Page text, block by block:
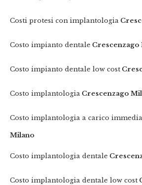
Costi protesi con implantologia
Costo impianto dentale Crescenzago
Costo impianto dentale low cost
Costo implantologia Crescenzago
Costo implantologia a carico
Milano
Costo implantologia dentale
Costo implantologia dentale low cost